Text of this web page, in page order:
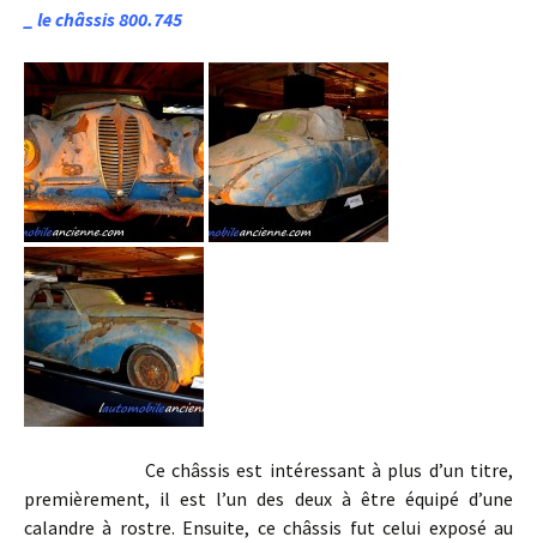
_ le châssis 800.745
Ce châssis est intéressant à plus d’un titre,
premièrement, il est l’un des deux à être équipé d’une
calandre à rostre. Ensuite, ce châssis fut celui exposé au